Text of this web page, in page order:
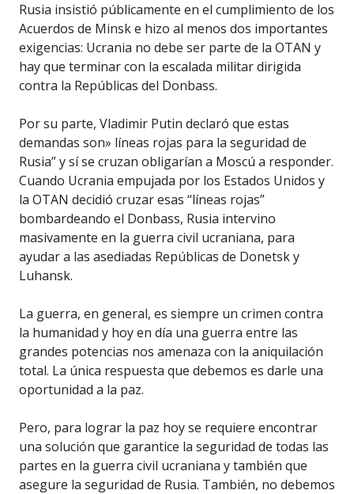
Rusia insistió públicamente en el cumplimiento de los
Acuerdos de Minsk e hizo al menos dos importantes
exigencias: Ucrania no debe ser parte de la OTAN y
hay que terminar con la escalada militar dirigida
contra la Repúblicas del Donbass.
Por su parte, Vladimir Putin declaró que estas
demandas son» líneas rojas para la seguridad de
Rusia” y sí se cruzan obligarían a Moscú a responder.
Cuando Ucrania empujada por los Estados Unidos y
la OTAN decidió cruzar esas “líneas rojas”
bombardeando el Donbass, Rusia intervino
masivamente en la guerra civil ucraniana, para
ayudar a las asediadas Repúblicas de Donetsk y
Luhansk.
La guerra, en general, es siempre un crimen contra
la humanidad y hoy en día una guerra entre las
grandes potencias nos amenaza con la aniquilación
total. La única respuesta que debemos es darle una
oportunidad a la paz.
Pero, para lograr la paz hoy se requiere encontrar
una solución que garantice la seguridad de todas las
partes en la guerra civil ucraniana y también que
asegure la seguridad de Rusia. También, no debemos